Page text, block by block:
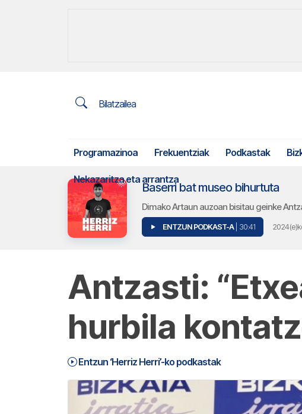
Bilatzailea
Programazinoa Frekuentziak Podkastak
Nekazaritza eta arrantza
Baserri bat museo bihurtuta
Dimako Artaun auzoan bisitau geinke
ENTZUN PODKAST-A | 30:41
Antzasti:
hurbila
Entzun ‘Herriz Herri’-ko podkastak